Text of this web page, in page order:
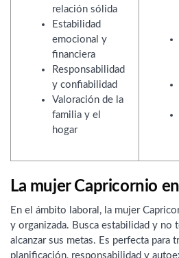
relación sólida
Estabilidad
emocional y
financiera
Responsabilidad
y confiabilidad
Valoración de la
familia y el
hogar
La mujer Capricornio
En el ámbito laboral, la mujer
y organizada. Busca estabilidad y no
alcanzar sus metas. Es perfecta para
planificación, responsabilidad y